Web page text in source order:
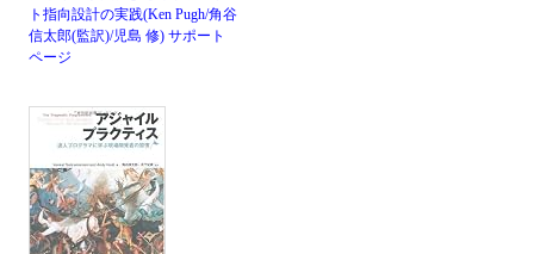
ト指向設計の実践(Ken Pugh/角谷
信太郎(監訳)/児島 修) サポート
ページ